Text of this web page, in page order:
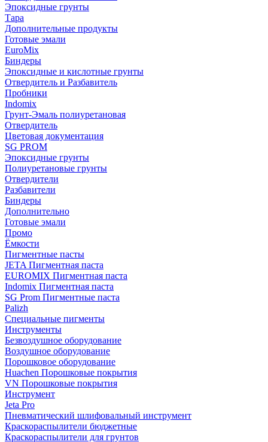
Эпоксидные грунты
Тара
Дополнительные продукты
Готовые эмали
EuroMix
Биндеры
Эпоксидные и кислотные грунты
Отвердитель и Разбавитель
Пробники
Indomix
Грунт-Эмаль полиуретановая
Отвердитель
Цветовая документация
SG PROM
Эпоксидные грунты
Полиуретановые грунты
Отвердители
Разбавители
Биндеры
Дополнительно
Готовые эмали
Промо
Ёмкости
Пигментные пасты
JETA Пигментная паста
EUROMIX Пигментная паста
Indomix Пигментная паста
SG Prom Пигментные паста
Palizh
Специальные пигменты
Инструменты
Безвоздушное оборудование
Воздушное оборудование
Порошковое оборудование
Huachen Порошковые покрытия
VN Порошковые покрытия
Инструмент
Jeta Pro
Пневматический шлифовальный инструмент
Краскораспылители бюджетные
Краскораспылители для грунтов